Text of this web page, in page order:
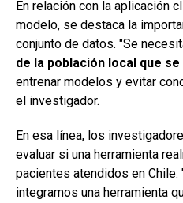
En relación con la aplicación
modelo, se destaca la
conjunto de datos. "Se
de la población local que
entrenar modelos y evitar
el investigador.
En esa línea, los
evaluar si una herramienta
pacientes atendidos en Chile.
integramos una herramienta